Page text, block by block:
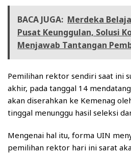
BACA JUGA: Merdeka
Pusat Keunggulan, Solusi
Menjawab Tantangan
Pemilihan rektor sendiri saat ini
akhir, pada tanggal 14
akan diserahkan ke Kemenag
tinggal menunggu hasil seleksi
Mengenai hal itu, forma UIN
pemilihan rektor hari ini sarat